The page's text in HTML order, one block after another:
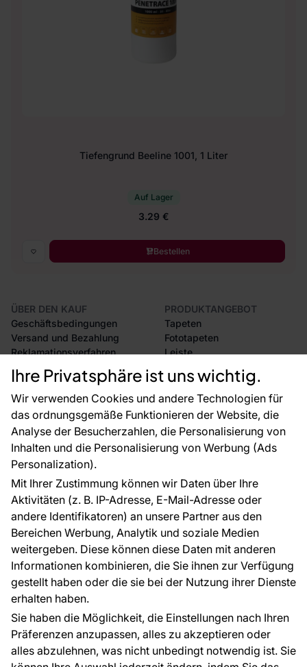
Ihre Privatsphäre ist uns wichtig.
Wir verwenden Cookies und andere Technologien für
das ordnungsgemäße Funktionieren der Website, die
Analyse der Besucherzahlen, die Personalisierung von
Inhalten und die Personalisierung von Werbung (Ads
Personalization).
Mit Ihrer Zustimmung können wir Daten über Ihre
Aktivitäten (z. B. IP-Adresse, E-Mail-Adresse oder
andere Identifikatoren) an unsere Partner aus den
Bereichen Werbung, Analytik und soziale Medien
weitergeben. Diese können diese Daten mit anderen
Informationen kombinieren, die Sie ihnen zur Verfügung
gestellt haben oder die sie bei der Nutzung ihrer Dienste
erhalten haben.
Sie haben die Möglichkeit, die Einstellungen nach Ihren
Präferenzen anzupassen, alles zu akzeptieren oder
alles abzulehnen, was nicht unbedingt notwendig ist. Sie
Tiefengrund Beeline 1001, 1 Liter
Auf Lager
3.29 €
Bestellen
ÜBER DEN KAUF
Geschäftsbedingungen
Versand und Bezahlung
Reklamationsverfahren
Rücksendung von Waren
CE-Zertifizierung
Großhandel
Raumvisualisierung
PRODUKTANGEBOT
Tapeten
Fototapeten
Leiste
Selbstklebende Folien
Zubehör
Tapetenmuster
FÜR SIE
Blog
EU-Projekte
Ratschläge und Tipps
FAQ
ÜBER DAS UNTERNEHMEN
Kontakt
Haben Sie Fragen? Wir helfen Ihnen gerne weiter
und beraten Sie persönlich.
+49 781 95633072
service@tapeteneshop.de